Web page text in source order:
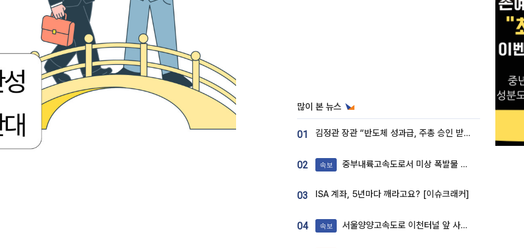
많이 본 뉴스
01 김정관 장관 “반도체 성과급, 주총 승인 받도록”…상법·자본시장법 개정 시사
02 속보 중부내륙고속도로서 미상 폭발물 발견
03 ISA 계좌, 5년마다 깨라고요? [이슈크래커]
04 속보 서울양양고속도로 이천터널 앞 사고 발생